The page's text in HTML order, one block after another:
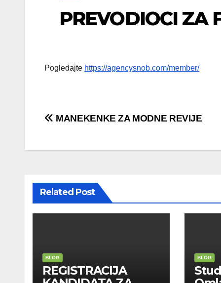
PREVODIOCI ZA
Pogledajte https://agencysnob.com/member/
Post
MANEKENKE ZA MODNE REVIJE
Related Post
BLOG
REGISTRACIJA
BLOG